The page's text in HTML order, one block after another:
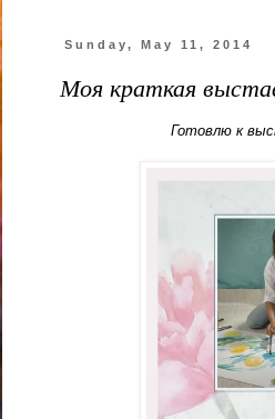
Sunday, May 11, 2014
Моя краткая
Готовлю к